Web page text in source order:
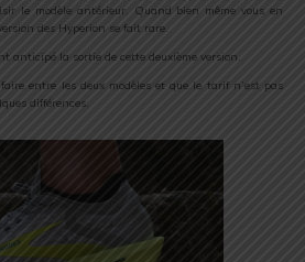
le modèle antérieur. Quand bien même vous en
des Hyperion se fait rare.
anticipé la sortie de cette deuxième version.
entre les deux modèles et que le tarif n’est pas
différences.